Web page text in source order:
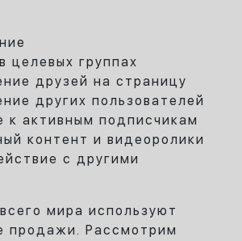
целевых группах
друзей на страницу
других пользователей
к активным подписчикам
контент и видеоролики
с другими
мира используют
продажи. Рассмотрим